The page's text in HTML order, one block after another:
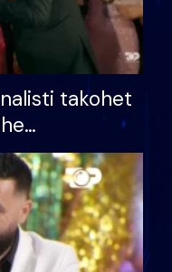
takohet
ndonjë letër